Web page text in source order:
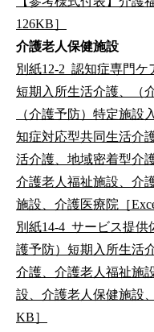
126KB］
介護老人保健施設
別紙12-2_認知症専門ケ
短期入所生活介護、（
（介護予防）特定施設
知症対応型共同生活介
活介護、地域密着型介
介護老人福祉施設、介
施設、介護医療院［
別紙14-4_サービス提
護予防）短期入所生活
介護、介護老人福祉施
設、介護老人保健施設
KB］